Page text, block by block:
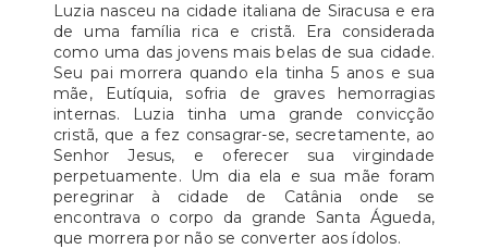
Luzia nasceu na cidade italiana de Siracusa e era
de uma família rica e cristã. Era considerada
como uma das jovens mais belas de sua cidade.
Seu pai morrera quando ela tinha 5 anos e sua
mãe, Eutíquia, sofria de graves hemorragias
internas. Luzia tinha uma grande convicção
cristã, que a fez consagrar-se, secretamente, ao
Senhor Jesus, e oferecer sua virgindade
perpetuamente. Um dia ela e sua mãe foram
peregrinar à cidade de Catânia onde se
encontrava o corpo da grande Santa Águeda,
que morrera por não se converter aos ídolos.